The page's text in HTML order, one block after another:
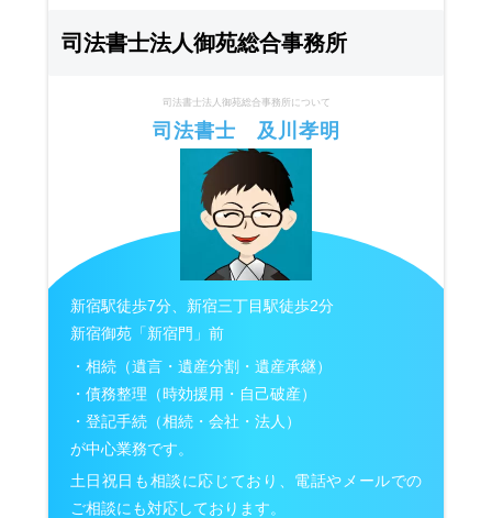
司法書士法人御苑総合事務所
司法書士法人御苑総合事務所について
司法書士 及川孝明
新宿駅徒歩7分、新宿三丁目駅徒歩2分
新宿御苑「新宿門」前
・相続（遺言・遺産分割・遺産承継）
・債務整理（時効援用・自己破産）
・登記手続（相続・会社・法人）
が中心業務です。
土日祝日も相談に応じており、電話やメールでの
ご相談にも対応しております。